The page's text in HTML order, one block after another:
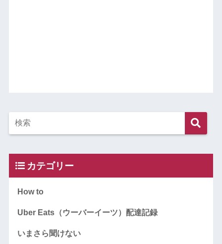
カテゴリー
How to
Uber Eats（ウーバーイーツ）配達記録
いまさら聞けない